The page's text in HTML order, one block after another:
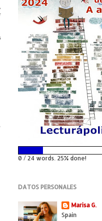
0 / 24 words. 25% done!
DATOS PERSONALES
Marisa G.
Spain